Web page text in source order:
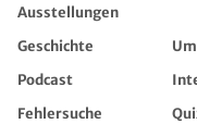
Ausstellungen
Geschichte
Podcast
Fehlersuche